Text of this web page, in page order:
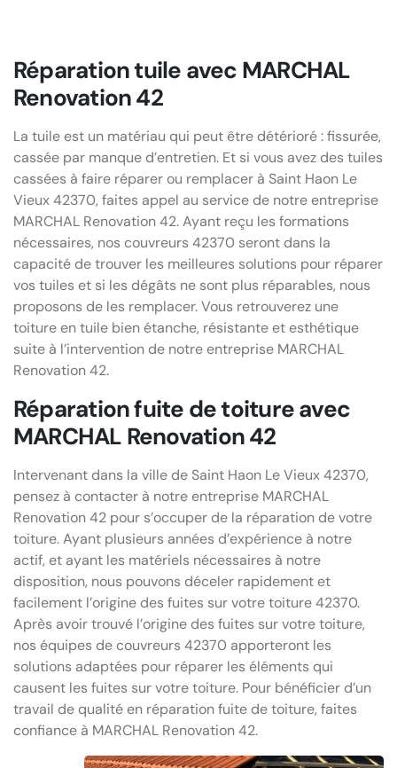
Réparation tuile avec MARCHAL
Renovation 42
La tuile est un matériau qui peut être détérioré : fissurée,
cassée par manque d’entretien. Et si vous avez des tuiles
cassées à faire réparer ou remplacer à Saint Haon Le
Vieux 42370, faites appel au service de notre entreprise
MARCHAL Renovation 42. Ayant reçu les formations
nécessaires, nos couvreurs 42370 seront dans la
capacité de trouver les meilleures solutions pour réparer
vos tuiles et si les dégâts ne sont plus réparables, nous
proposons de les remplacer. Vous retrouverez une
toiture en tuile bien étanche, résistante et esthétique
suite à l’intervention de notre entreprise MARCHAL
Renovation 42.
Réparation fuite de toiture avec
MARCHAL Renovation 42
Intervenant dans la ville de Saint Haon Le Vieux 42370,
pensez à contacter à notre entreprise MARCHAL
Renovation 42 pour s’occuper de la réparation de votre
toiture. Ayant plusieurs années d’expérience à notre
actif, et ayant les matériels nécessaires à notre
disposition, nous pouvons déceler rapidement et
facilement l’origine des fuites sur votre toiture 42370.
Après avoir trouvé l’origine des fuites sur votre toiture,
nos équipes de couvreurs 42370 apporteront les
solutions adaptées pour réparer les éléments qui
causent les fuites sur votre toiture. Pour bénéficier d’un
travail de qualité en réparation fuite de toiture, faites
confiance à MARCHAL Renovation 42.